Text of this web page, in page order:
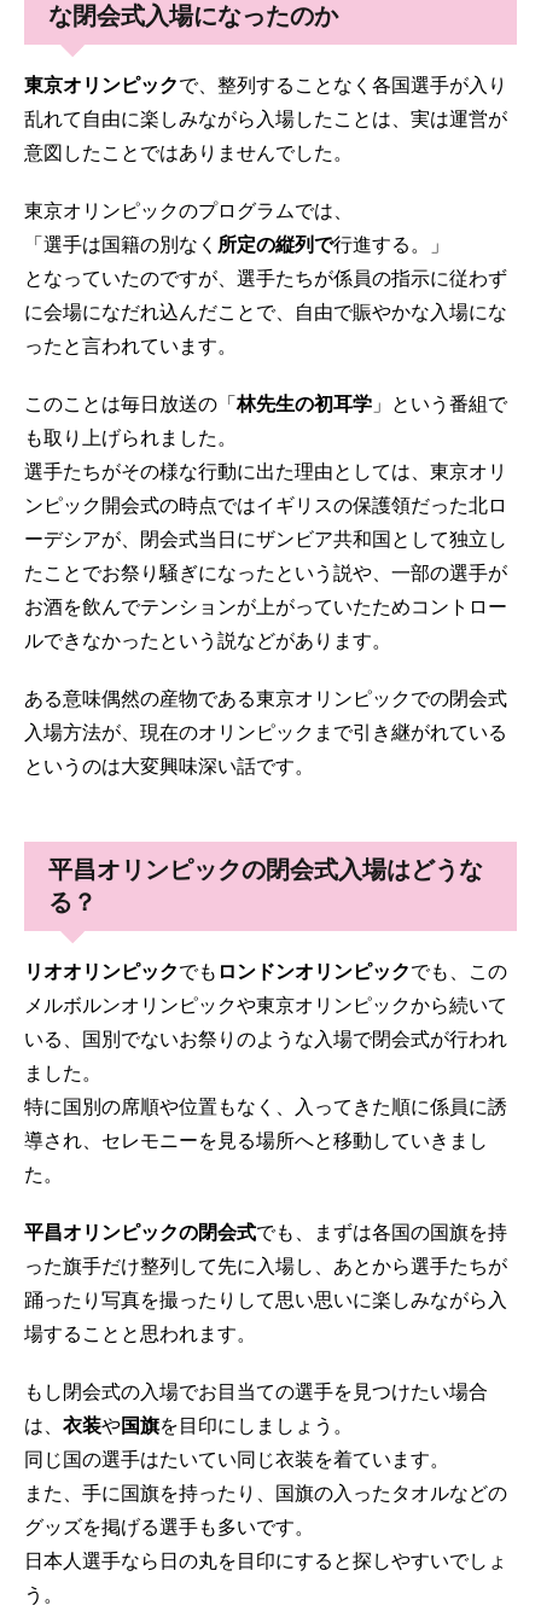
な閉会式入場になったのか
東京オリンピックで、整列することなく各国選手が入り
乱れて自由に楽しみながら入場したことは、実は運営が
意図したことではありませんでした。
東京オリンピックのプログラムでは、
「選手は国籍の別なく 所定の縦列で行進する。」
となっていたのですが、選手たちが係員の指示に従わず
に会場になだれ込んだことで、自由で賑やかな入場にな
ったと言われています。
このことは毎日放送の「林先生の初耳学 」という番組で
も取り上げられました。
選手たちがその様な行動に出た理由としては、東京オリ
ンピック開会式の時点ではイギリスの保護領だった北ロ
ーデシアが、閉会式当日にザンビア共和国として独立し
たことでお祭り騒ぎになったという説や、一部の選手が
お酒を飲んでテンションが上がっていたためコントロー
ルできなかったという説などがあります。
ある意味偶然の産物である東京オリンピックでの閉会式
入場方法が、現在のオリンピックまで引き継がれている
というのは大変興味深い話です。
平昌オリンピックの閉会式入場はどうな
る？
リオオリンピックでも ロンドンオリンピックでも、この
メルボルンオリンピックや東京オリンピックから続いて
いる、国別でないお祭りのような入場で閉会式が行われ
ました。
特に国別の席順や位置もなく、入ってきた順に係員に誘
導され、セレモニーを見る場所へと移動していきまし
た。
平昌オリンピックの閉会式でも、まずは各国の国旗を持
った旗手だけ整列して先に入場し、あとから選手たちが
踊ったり写真を撮ったりして思い思いに楽しみながら入
場することと思われます。
もし閉会式の入場でお目当ての選手を見つけたい場合
は、 衣装や国旗を目印にしましょう。
同じ国の選手はたいてい同じ衣装を着ています。
また、手に国旗を持ったり、国旗の入ったタオルなどの
グッズを掲げる選手も多いです。
日本人選手なら日の丸を目印にすると探しやすいでしょ
う。